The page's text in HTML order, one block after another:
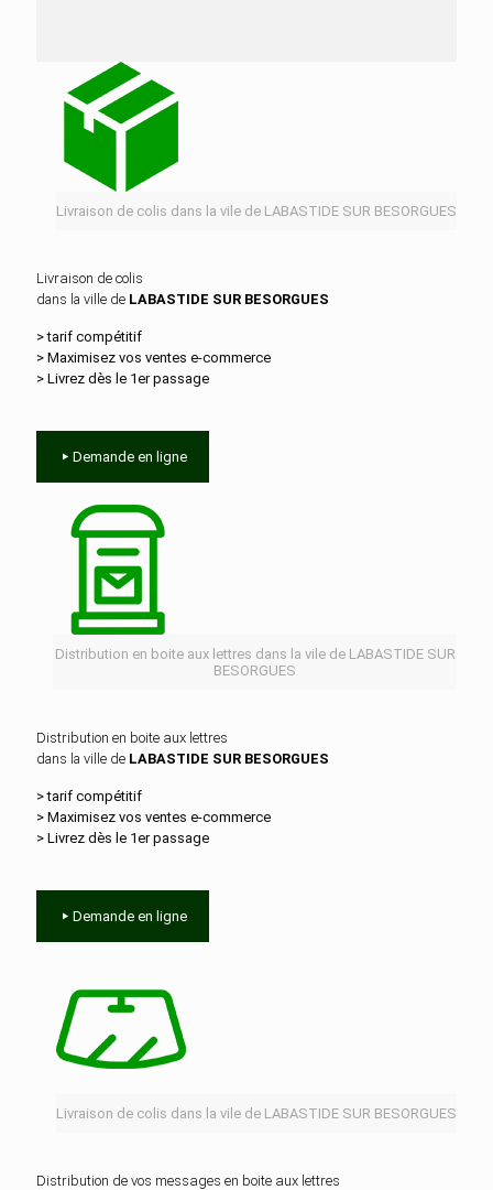
Livraison de colis dans la vile de LABASTIDE SUR BESORGUES
Livraison de colis
dans la ville de LABASTIDE SUR BESORGUES
> tarif compétitif
> Maximisez vos ventes e‑commerce
> Livrez dès le 1er passage
Demande en ligne
Distribution en boite aux lettres dans la vile de LABASTIDE SUR
BESORGUES
Distribution en boite aux lettres
dans la ville de LABASTIDE SUR BESORGUES
> tarif compétitif
> Maximisez vos ventes e‑commerce
> Livrez dès le 1er passage
Demande en ligne
Livraison de colis dans la vile de LABASTIDE SUR BESORGUES
Distribution de vos messages en boite aux lettres